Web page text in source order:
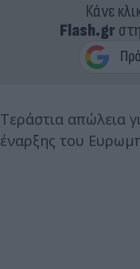
Κάνε
Flash.gr
Τεράστια απώλεια
έναρξης του